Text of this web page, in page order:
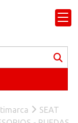
SEAT